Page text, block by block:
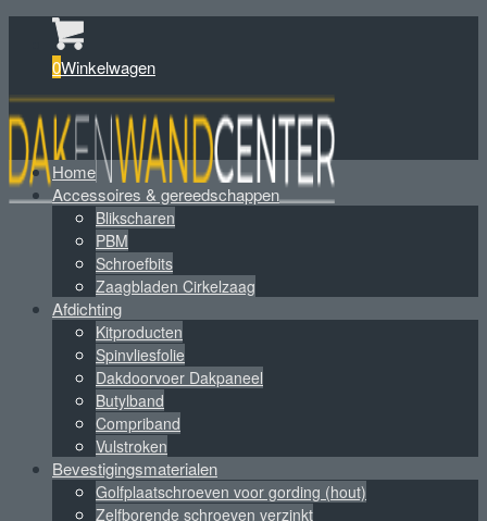
0Winkelwagen
Home
Accessoires & gereedschappen
Blikscharen
PBM
Schroefbits
Zaagbladen Cirkelzaag
Afdichting
Kitproducten
Spinvliesfolie
Dakdoorvoer Dakpaneel
Butylband
Compriband
Vulstroken
Bevestigingsmaterialen
Golfplaatschroeven voor gording (hout)
Zelfborende schroeven verzinkt